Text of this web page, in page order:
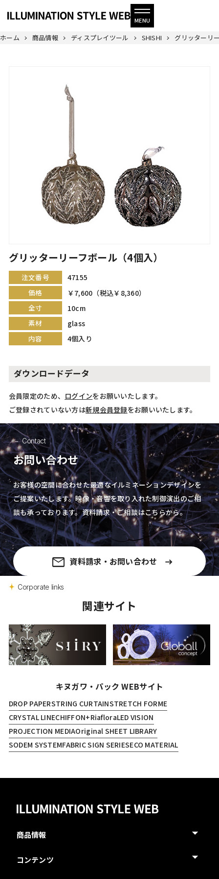
ホーム 商品情報 ディスプレイツール SHISHI グリッターリ
グリッターリーフボール（4個入）
注文番号
47155
価格
￥7,600（税込￥8,360）
全寸
10cm
素材
glass
内容
4個入り
ダウンロードデータ
会員限定のため、 ログインをお願いいたします。
ご登録されていない方は新規会員登録をお願いいたします。
Contact
お問い合わせ
お客様の空間に合わせた最適なイルミネーションデザインを
ご提案いたします。映像・音響を取り入れた制御演出のご相
談も承っております。資料請求・ご相談はこちらから。
資料請求・お問い合わせ
Corporate links
関連サイト
キヌガワ・パック WEBサイト
DROP PAPERSTRING CURTAINSTRETCH FORME
CRYSTAL LINECHIFFON+RiafloraLED VISION
PROJECTION MEDIAOriginal SHEET LIBRARY
SODEM SYSTEMFABRIC SIGN SERIESECO MATERIAL
商品情報
コンテンツ